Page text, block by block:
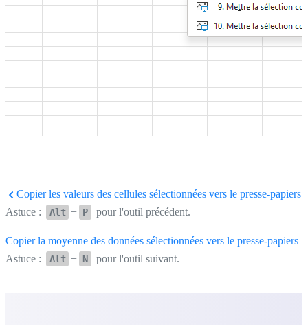
Copier les valeurs des cellules sélectionnées vers le presse-papiers
Astuce :
Alt + P pour l'outil précédent.
Copier la moyenne des données sélectionnées vers le presse-papiers
Astuce :
Alt + N pour l'outil suivant.